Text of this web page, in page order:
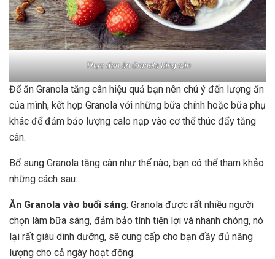
Thực đơn ăn Granola tăng cân
Để ăn Granola tăng cân hiệu quả bạn nên chú ý đến lượng ăn
của mình, kết hợp Granola với những bữa chính hoặc bữa phụ
khác để đảm bảo lượng calo nạp vào cơ thể thúc đẩy tăng
cân.
Bổ sung Granola tăng cân như thế nào, bạn có thể tham khảo
những cách sau:
Ăn Granola vào buổi sáng: Granola được rất nhiều người
chọn làm bữa sáng, đảm bảo tính tiện lợi và nhanh chóng, nó
lại rất giàu dinh dưỡng, sẽ cung cấp cho bạn đầy đủ năng
lượng cho cả ngày hoạt động.